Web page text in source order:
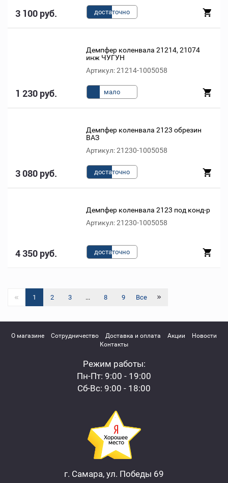
3 100 руб. достаточно
Демпфер коленвала 21214, 21074
инж ЧУГУН
Артикул: 21214-1005058
1 230 руб. мало
Демпфер коленвала 2123 обрезин
ВАЗ
Артикул: 21230-1005058
3 080 руб. достаточно
Демпфер коленвала 2123 под конд-р
Артикул: 21230-1005058
4 350 руб. достаточно
1 2 3 ... 8 9 Все
О магазине Сотрудничество Доставка и оплата Акции
Новости
Контакты
Режим работы:
Пн-Пт: 9:00 - 19:00
Сб-Вс: 9:00 - 18:00
г. Самара, ул. Победы 69